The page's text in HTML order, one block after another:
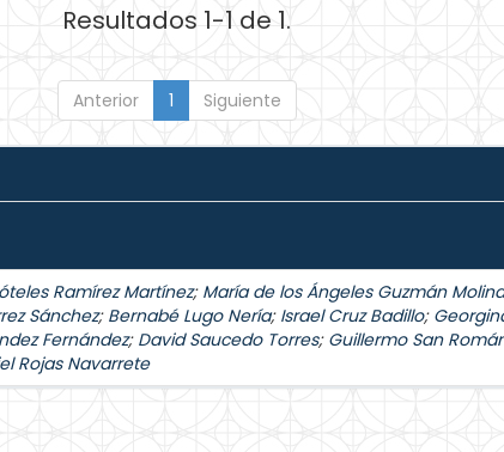
Resultados 1-1 de 1.
Anterior 1 Siguiente
Ramírez Martínez; María de los Ángeles Guzmán Molina
Sánchez; Bernabé Lugo Nería; Israel Cruz Badillo;
Fernández; David Saucedo Torres; Guillermo San
Rojas Navarrete